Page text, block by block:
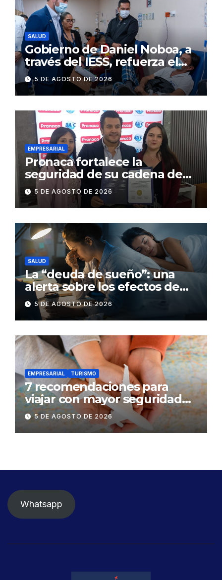
SALUD
Gobierno de Daniel Noboa, a
través del IESS, refuerza el
abastecimiento de insulina
en 86 establecimientos de
salud
5 DE AGOSTO DE 2026
EMPRESARIAL
Pronaca fortalece la
seguridad de su cadena de
suministro con certificación
BASC en dos plantas
5 DE AGOSTO DE 2026
SALUD
La “deuda de sueño”: una
alerta sobre los efectos de
dormir mal en la salud física y
mental
5 DE AGOSTO DE 2026
EMPRESARIAL TURISMO
7 recomendaciones para
viajar con mayor seguridad
dentro y fuera del Ecuador
5 DE AGOSTO DE 2026
Whatsapp